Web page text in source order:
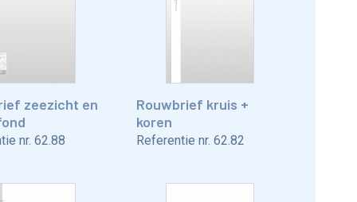
zeezicht en
nr. 62.88
Rouwbrief kruis +
koren
Referentie nr. 62.82